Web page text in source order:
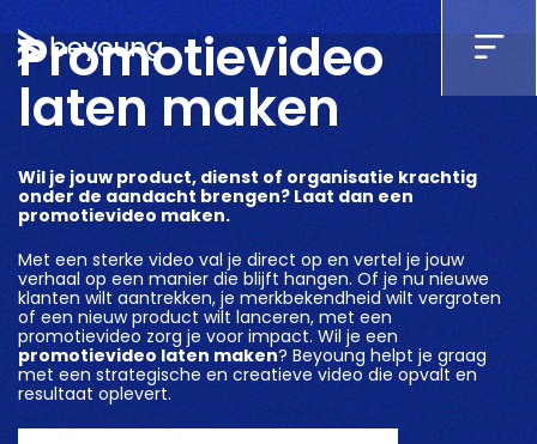
Promotievideo
laten maken
Wil je jouw product, dienst of organisatie krachtig
onder de aandacht brengen? Laat dan een
promotievideo maken.
Met een sterke video val je direct op en vertel je jouw
verhaal op een manier die blijft hangen. Of je nu nieuwe
klanten wilt aantrekken, je merkbekendheid wilt vergroten
of een nieuw product wilt lanceren, met een
promotievideo zorg je voor impact. Wil je een
promotievideo laten maken? Beyoung helpt je graag
met een strategische en creatieve video die opvalt en
resultaat oplevert.